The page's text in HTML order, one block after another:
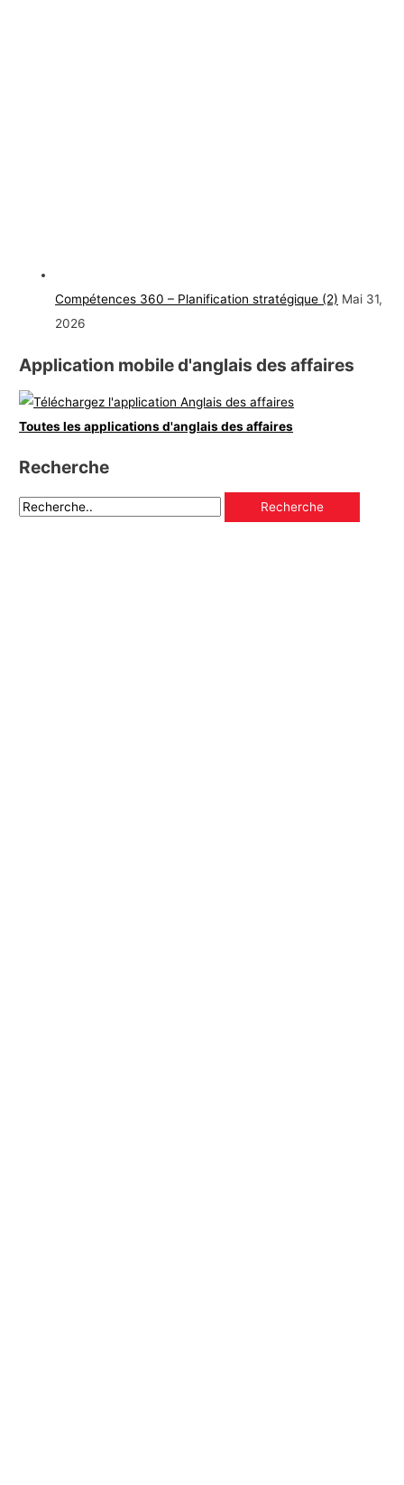
Compétences 360 – Planification stratégique (2) Mai 31,
2026
Application mobile d'anglais des affaires
Toutes les applications d'anglais des affaires
Recherche